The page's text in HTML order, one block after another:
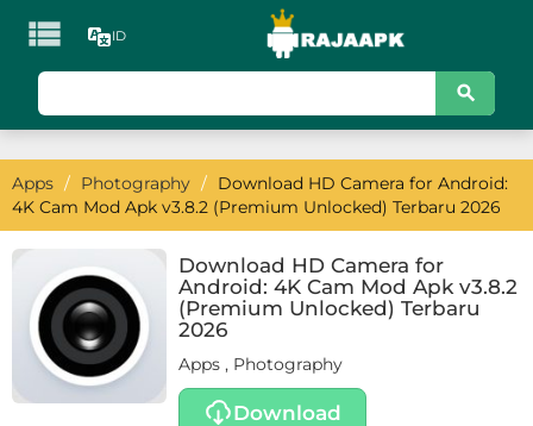
 ID
Games
Action
Arcade
Board
Card
Apps / Photography / Download HD Camera for Android:
4K Cam Mod Apk v3.8.2 (Premium Unlocked) Terbaru 2026
Download HD Camera for
Android: 4K Cam Mod Apk v3.8.2
(Premium Unlocked) Terbaru
2026
Apps , Photography
Download